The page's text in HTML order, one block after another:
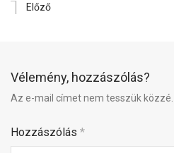
Előző
Vélemény, hozzászólás?
Az e-mail címet nem tesszük közzé.
Hozzászólás *